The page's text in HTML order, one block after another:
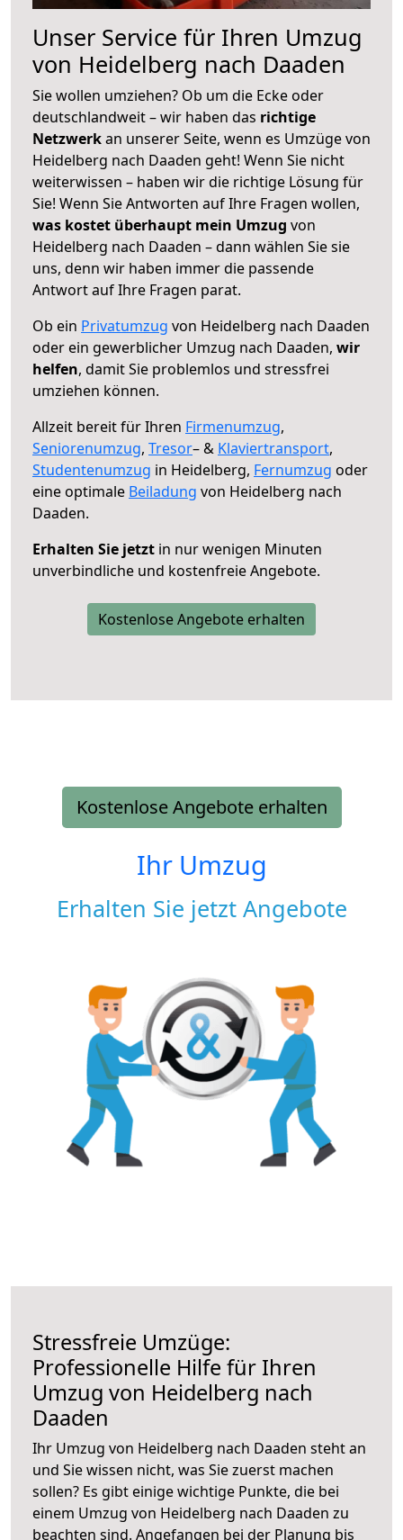
Unser Service für Ihren Umzug
von Heidelberg nach Daaden
Sie wollen umziehen? Ob um die Ecke oder
deutschlandweit – wir haben das richtige
Netzwerkan unserer Seite, wenn es Umzüge von
Heidelberg nach Daaden geht! Wenn Sie nicht
weiterwissen – haben wir die richtige Lösung für
Sie! Wenn Sie Antworten auf Ihre Fragen wollen,
was kostet überhaupt mein Umzug von
Heidelberg nach Daaden – dann wählen Sie sie
uns, denn wir haben immer die passende
Antwort auf Ihre Fragen parat.
Ob ein Privatumzug von Heidelberg nach Daaden
oder ein gewerblicher Umzug nach Daaden, wir
helfen, damit Sie problemlos und stressfrei
umziehen können.
Allzeit bereit für Ihren Firmenumzug,
Seniorenumzug, Tresor– & Klaviertransport,
Studentenumzug in Heidelberg, Fernumzug oder
eine optimale Beiladung von Heidelberg nach
Daaden.
Erhalten Sie jetzt in nur wenigen Minuten
unverbindliche und kostenfreie Angebote.
Kostenlose Angebote erhalten
Kostenlose Angebote erhalten
Ihr Umzug
Erhalten Sie jetzt Angebote
Stressfreie Umzüge:
Professionelle Hilfe für Ihren
Umzug von Heidelberg nach
Daaden
Ihr Umzug von Heidelberg nach Daaden steht an
und Sie wissen nicht, was Sie zuerst machen
sollen? Es gibt einige wichtige Punkte, die bei
einem Umzug von Heidelberg nach Daaden zu
beachten sind. Angefangen bei der Planung bis